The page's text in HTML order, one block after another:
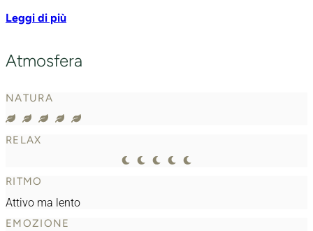
Leggi di più
Atmosfera
NATURA
RELAX
RITMO
Attivo ma lento
EMOZIONE